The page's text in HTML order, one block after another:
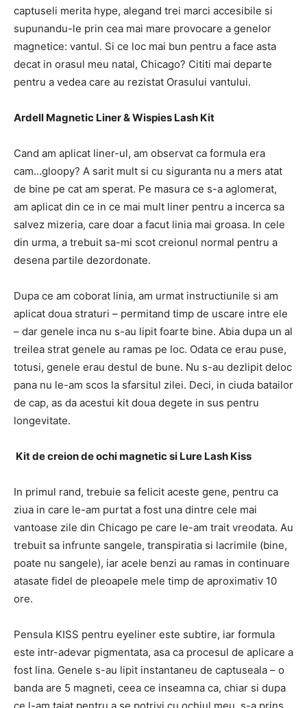
captuseli merita hype, alegand trei marci accesibile si
supunandu-le prin cea mai mare provocare a genelor
magnetice: vantul. Si ce loc mai bun pentru a face asta
decat in ​​orasul meu natal, Chicago? Cititi mai departe
pentru a vedea care au rezistat Orasului vantului.
Ardell Magnetic Liner & Wispies Lash Kit
Cand am aplicat liner-ul, am observat ca formula era
cam…gloopy? A sarit mult si cu siguranta nu a mers atat
de bine pe cat am sperat. Pe masura ce s-a aglomerat,
am aplicat din ce in ce mai mult liner pentru a incerca sa
salvez mizeria, care doar a facut linia mai groasa. In cele
din urma, a trebuit sa-mi scot creionul normal pentru a
desena partile dezordonate.
Dupa ce am coborat linia, am urmat instructiunile si am
aplicat doua straturi – permitand timp de uscare intre ele
– dar genele inca nu s-au lipit foarte bine. Abia dupa un al
treilea strat genele au ramas pe loc. Odata ce erau puse,
totusi, genele erau destul de bune. Nu s-au dezlipit deloc
pana nu le-am scos la sfarsitul zilei. Deci, in ciuda batailor
de cap, as da acestui kit doua degete in sus pentru
longevitate.
Kit de creion de ochi magnetic si Lure Lash Kiss
In primul rand, trebuie sa felicit aceste gene, pentru ca
ziua in care le-am purtat a fost una dintre cele mai
vantoase zile din Chicago pe care le-am trait vreodata. Au
trebuit sa infrunte sangele, transpiratia si lacrimile (bine,
poate nu sangele), iar acele benzi au ramas in continuare
atasate fidel de pleoapele mele timp de aproximativ 10
ore.
Pensula KISS pentru eyeliner este subtire, iar formula
este intr-adevar pigmentata, asa ca procesul de aplicare a
fost lina. Genele s-au lipit instantaneu de captuseala – o
banda are 5 magneti, ceea ce inseamna ca, chiar si dupa
ce l-am taiat pentru a se potrivi cu ochiul meu, s-a prins